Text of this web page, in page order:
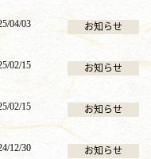
04/03 お知らせ
02/15 お知らせ
02/15 お知らせ
12/30 お知らせ